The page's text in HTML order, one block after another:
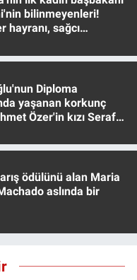
bilinmeyenleri!
hayranı, sağcı
Diploma
yaşanan korkunç
Özer'in kızı Seraf
ödülünü alan Maria
aslında bir